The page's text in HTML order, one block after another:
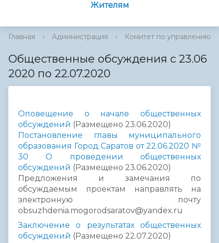
Жителям
Главная › Администрация › Комитет по управлению
Общественные обсуждения с 23.06
2020 по 22.07.2020
Оповещение о начале общественных
обсуждений (Размещено 23.06.2020)
Постановление главы муниципального
образования Город Саратов от 22.06.2020 №
30 О проведении общественных
обсуждений (Размещено 23.06.2020)
Предложения и замечания по
обсуждаемым проектам направлять на
электронную почту
obsuzhdenia.mogorodsaratov@yandex.ru
Заключение о результатах общественных
обсуждений (Размещено 22.07.2020)